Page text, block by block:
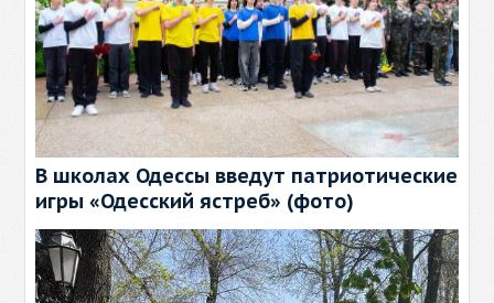
В школах Одессы введут патриотические
игры «Одесский ястреб» (фото)